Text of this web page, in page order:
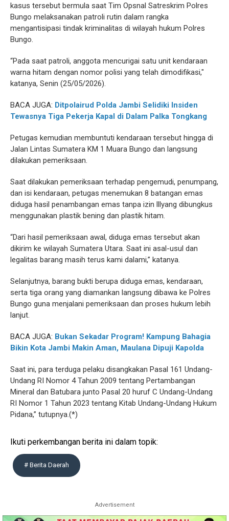
kasus tersebut bermula saat Tim Opsnal Satreskrim Polres
Bungo melaksanakan patroli rutin dalam rangka
mengantisipasi tindak kriminalitas di wilayah hukum Polres
Bungo.
“Pada saat patroli, anggota mencurigai satu unit kendaraan
warna hitam dengan nomor polisi yang telah dimodifikasi,"
katanya, Senin (25/05/2026).
BACA JUGA: Ditpolairud Polda Jambi Selidiki Insiden
Tewasnya Tiga Pekerja Kapal di Dalam Palka Tongkang
Petugas kemudian membuntuti kendaraan tersebut hingga di
Jalan Lintas Sumatera KM 1 Muara Bungo dan langsung
dilakukan pemeriksaan.
Saat dilakukan pemeriksaan terhadap pengemudi, penumpang,
dan isi kendaraan, petugas menemukan 8 batangan emas
diduga hasil penambangan emas tanpa izin lllyang dibungkus
menggunakan plastik bening dan plastik hitam.
“Dari hasil pemeriksaan awal, diduga emas tersebut akan
dikirim ke wilayah Sumatera Utara. Saat ini asal-usul dan
legalitas barang masih terus kami dalami,” katanya.
Selanjutnya, barang bukti berupa diduga emas, kendaraan,
serta tiga orang yang diamankan langsung dibawa ke Polres
Bungo guna menjalani pemeriksaan dan proses hukum lebih
lanjut.
BACA JUGA: Bukan Sekadar Program! Kampung Bahagia
Bikin Kota Jambi Makin Aman, Maulana Dipuji Kapolda
Saat ini, para terduga pelaku disangkakan Pasal 161 Undang-
Undang RI Nomor 4 Tahun 2009 tentang Pertambangan
Mineral dan Batubara junto Pasal 20 huruf C Undang-Undang
RI Nomor 1 Tahun 2023 tentang Kitab Undang-Undang Hukum
Pidana,” tutupnya.(*)
Ikuti perkembangan berita ini dalam topik:
# Berita Daerah
Advertisement